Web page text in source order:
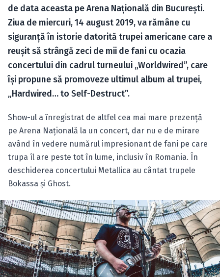
de data aceasta pe Arena Naţională din Bucureşti.
Ziua de miercuri, 14 august 2019, va rămâne cu
siguranţă în istorie datorită trupei americane care a
reuşit să strângă zeci de mii de fani cu ocazia
concertului din cadrul turneului „Worldwired”, care
îşi propune să promoveze ultimul album al trupei,
„Hardwired… to Self-Destruct”.
Show-ul a înregistrat de altfel cea mai mare prezenţă
pe Arena Naţională la un concert, dar nu e de mirare
având în vedere numărul impresionant de fani pe care
trupa îl are peste tot în lume, inclusiv în Romania. În
deschiderea concertului Metallica au cântat trupele
Bokassa şi Ghost.